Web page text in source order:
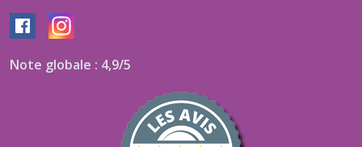
Note globale : 4,9/5